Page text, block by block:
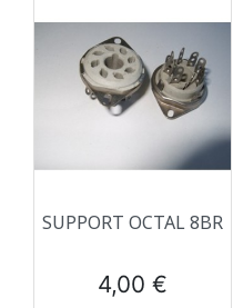
SUPPORT OCTAL 8BR
Prix
4,00 €